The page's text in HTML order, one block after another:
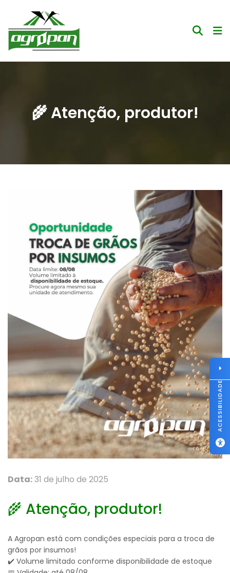
🌾 Atenção, produtor!
Data:31 de julho de 2025
🌾 Atenção, produtor!
A Agropan está com condições especiais para a troca de
grãos por insumos!
✔️ Volume limitado conforme disponibilidade de estoque
ACESSIBILIDADE